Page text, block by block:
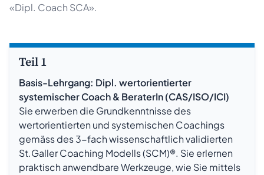
«Dipl. Coach SCA».
Teil 1
Basis-Lehrgang: Dipl. wertorientierter
systemischer Coach & BeraterIn (CAS/ISO/ICI)
Sie erwerben die Grundkenntnisse des
wertorientierten und systemischen Coachings
gemäss des 3-fach wissenschaftlich validierten
St.Galler Coaching Modells (SCM)®. Sie erlernen
praktisch anwendbare Werkzeuge, wie Sie mittels